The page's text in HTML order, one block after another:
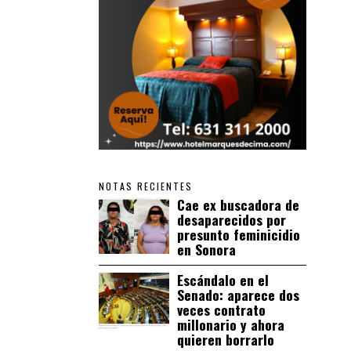
NOTAS RECIENTES
Cae ex buscadora de
desaparecidos por
presunto feminicidio
en Sonora
Escándalo en el
Senado: aparece dos
veces contrato
millonario y ahora
quieren borrarlo